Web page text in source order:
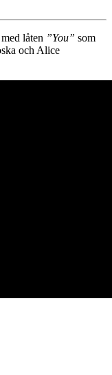
låten ”You” som
och Alice